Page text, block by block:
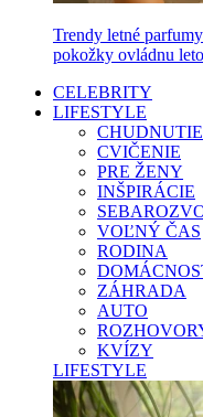
Trendy letné
pokožky ovládnu leto
CELEBRITY
LIFESTYLE
CHUDNUTIE
CVIČENIE
PRE ŽENY
INŠPIRÁCIE
VOĽNÝ ČAS
RODINA
ZÁHRADA
AUTO
KVÍZY
LIFESTYLE